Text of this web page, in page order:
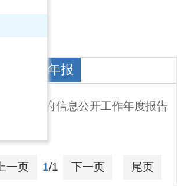
开
息公开年报
年政府信息公开工作年度报告
上一页 1/1 下一页 尾页